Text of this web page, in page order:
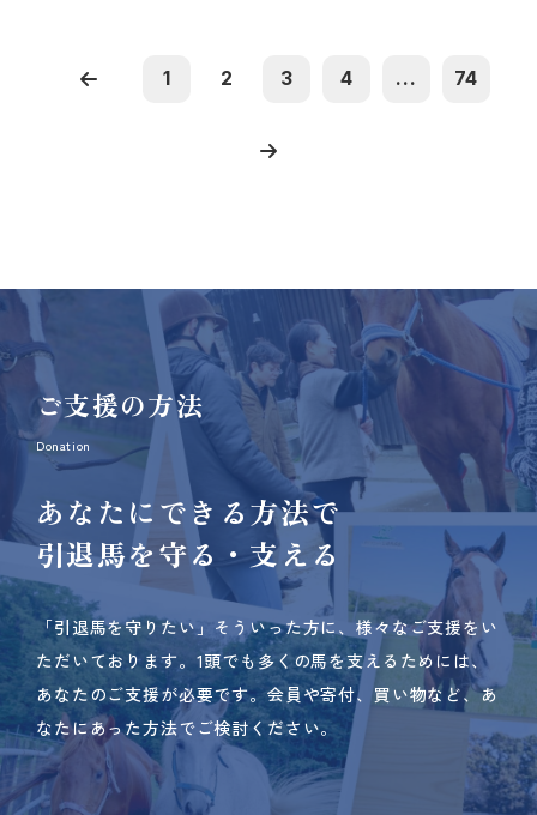
1 2 3 4 ... 74
ご支援の方法
Donation
あなたにできる方法で
引退馬を守る・支える
「引退馬を守りたい」そういった方に、様々なご支援をい
ただいております。 1頭でも多くの馬を支えるためには、
あなたのご支援が必要です。 会員や寄付、買い物など、あ
なたにあった方法でご検討ください。